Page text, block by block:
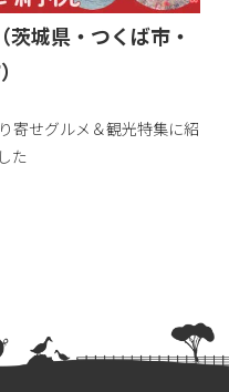
城県・つくば市・